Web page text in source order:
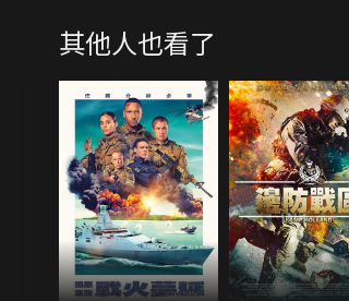
其他人也看了